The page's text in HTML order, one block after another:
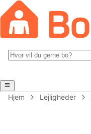
Hjem Lejligheder